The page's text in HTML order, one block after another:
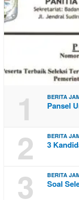
1 BERITA
Pansel
2 BERITA
3
3 BERITA
Soal